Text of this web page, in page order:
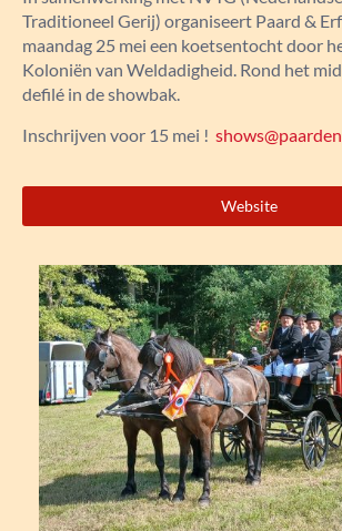
Traditioneel Gerij) organiseert Paard &
maandag 25 mei een koetsentocht door
Koloniën van Weldadigheid. Rond het
defilé in de showbak.
Inschrijven voor 15 mei !
Website